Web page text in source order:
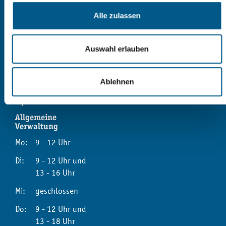
Alle zulassen
Auswahl erlauben
Ablehnen
Kontaktformular
Sprechzeiten
Allgemeine
Verwaltung
Mo:
9 - 12 Uhr
Di:
9 - 12 Uhr und
13 - 16 Uhr
Mi:
geschlossen
Do:
9 - 12 Uhr und
13 - 18 Uhr